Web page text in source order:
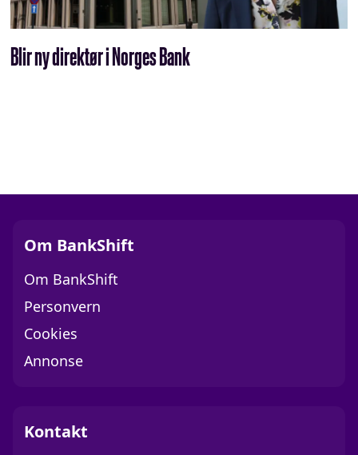
Blir ny direktør i Norges Bank
Om BankShift
Om BankShift
Personvern
Cookies
Annonse
Kontakt